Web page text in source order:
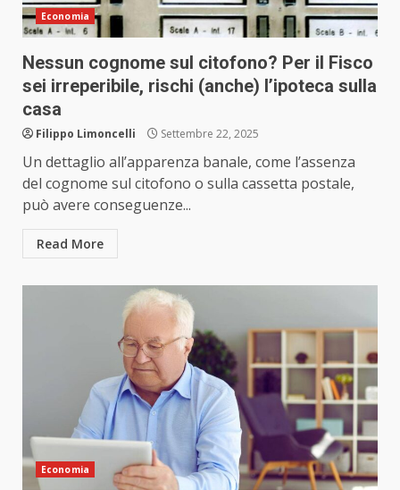
Economia
Nessun cognome sul citofono? Per il Fisco
sei irreperibile, rischi (anche) l’ipoteca sulla
casa
Filippo Limoncelli Settembre 22, 2025
Un dettaglio all’apparenza banale, come l’assenza
del cognome sul citofono o sulla cassetta postale,
può avere conseguenze...
Read More
Economia